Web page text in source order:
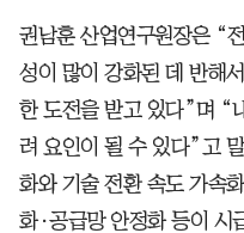
권남훈 산업연구원장은 “
성이 많이 강화된 데 반해
한 도전을 받고 있다”며 “
려 요인이 될 수 있다”고
화와 기술 전환 속도 가속
화·공급망 안정화 등이 시